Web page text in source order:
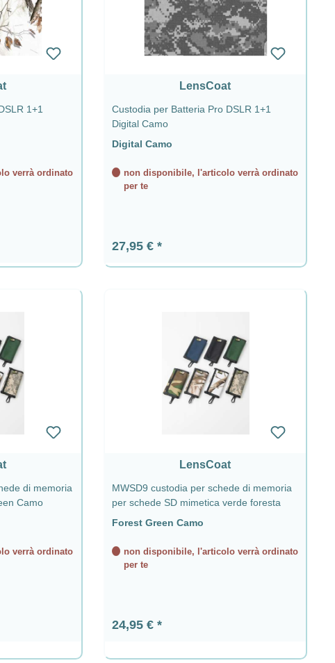
1+1
verrà ordinato
LensCoat
Custodia per Batteria Pro DSLR 1+1
Digital Camo
Digital Camo
non disponibile, l'articolo verrà ordinato
per te
Prezzo normale:
27,95 €
di memoria
Camo
verrà ordinato
LensCoat
MWSD9 custodia per schede di memoria
per schede SD mimetica verde foresta
Forest Green Camo
non disponibile, l'articolo verrà ordinato
per te
Prezzo normale:
24,95 €